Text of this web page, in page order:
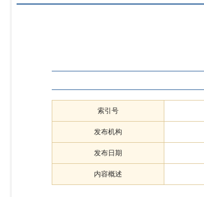
索引号
发布机构
发布日期
内容概述